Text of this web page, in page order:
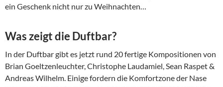
ein Geschenk nicht nur zu Weihnachten…
Was zeigt die Duftbar?
In der Duftbar gibt es jetzt rund 20 fertige Kompositionen von
Brian Goeltzenleuchter, Christophe Laudamiel, Sean Raspet &
Andreas Wilhelm. Einige fordern die Komfortzone der Nase